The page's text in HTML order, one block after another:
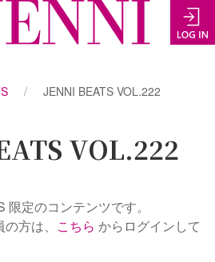
JENNI BEATS VOL.222
VOL.222
定のコンテンツです。
方は、 こちら からログインして